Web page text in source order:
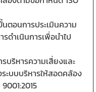
ตอนการประเมินความ
ดำเนินการเพื่อนำไป
บริหารความเสี่ยงและ
ะบบบริหารให้สอดคล้อง